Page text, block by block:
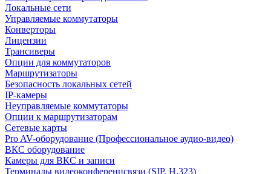
Локальные сети
Управляемые коммутаторы
Конверторы
Лицензии
Трансиверы
Опции для коммутаторов
Маршрутизаторы
Безопасность локальных сетей
IP-камеры
Неуправляемые коммутаторы
Опции к маршрутизаторам
Сетевые карты
Pro AV-оборудование (Профессиональное аудио-видео)
ВКС оборудование
Камеры для ВКС и записи
Терминалы видеоконференцсвязи (SIP, H.323)